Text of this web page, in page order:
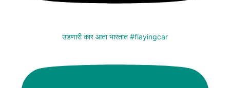
उडणारी कार आता भारतात #flayingcar